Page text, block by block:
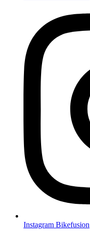
Instagram Bikefusion